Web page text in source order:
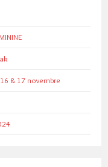
& 17 novembre